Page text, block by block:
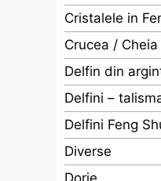
Cristalele in
Crucea /
Delfin din
Delfini –
Delfini Feng
Diverse
Dorje